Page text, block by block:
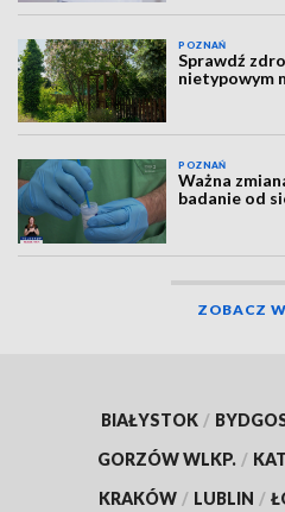
POZNAŃ
Sprawdź
nietypowym
POZNAŃ
Ważna
badanie od
ZOBACZ
BIAŁYSTOK /
GORZÓW WLKP. /
KRAKÓW / LUBLIN /